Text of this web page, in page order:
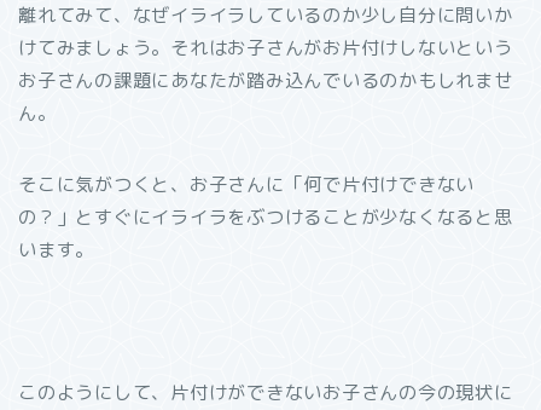
離れてみて、なぜイライラしているのか少し自分に問いか
けてみましょう。それはお子さんがお片付けしないという
お子さんの課題にあなたが踏み込んでいるのかもしれませ
ん。
そこに気がつくと、お子さんに「何で片付けできない
の？」とすぐにイライラをぶつけることが少なくなると思
います。
このようにして、片付けができないお子さんの今の現状に